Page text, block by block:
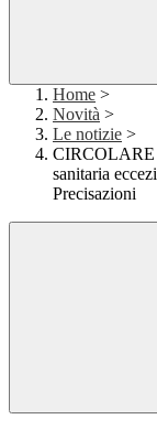
Home >
Novità >
Le notizie >
CIRCOLARE
sanitaria
Precisazioni